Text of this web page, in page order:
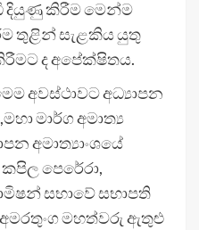
දියුණු කිරීම මෙන්ම
තුළින් සැළකිය යුතු
ද අපේක්ෂිතය.
අවස්ථාවට අධ්‍යාපන
මාර්ග අමාත්‍ය
අමාත්‍යාංශයේ
පෙරේරා,
සභාවේ සභාපති
අමරතුංග මහත්වරු ඇතුළු